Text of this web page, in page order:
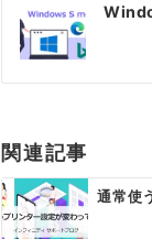
稿
ゲ
ー
シ
関連記事
通常使